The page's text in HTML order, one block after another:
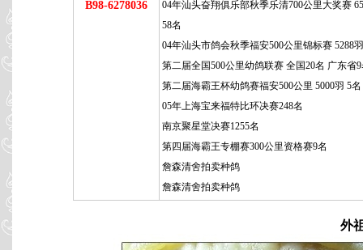
B98-6278036
04年汕头奋翔俱乐部秋季乐清700公里大奖赛
58名
04年汕头市鸽会秋季福安500公里锦标赛 5288
第二届全国500公里幼鸽联赛 全国20名 广东省
第二届海霸王杯幼鸽赛福安500公里 5000羽 5名
05年上海宝来福特比环决赛248名
南京聚星堂决赛1255名
第四届海霸王专棚赛300公里资格赛9名
詹森清舍拍卖种鸽
詹森清舍拍卖种鸽
外